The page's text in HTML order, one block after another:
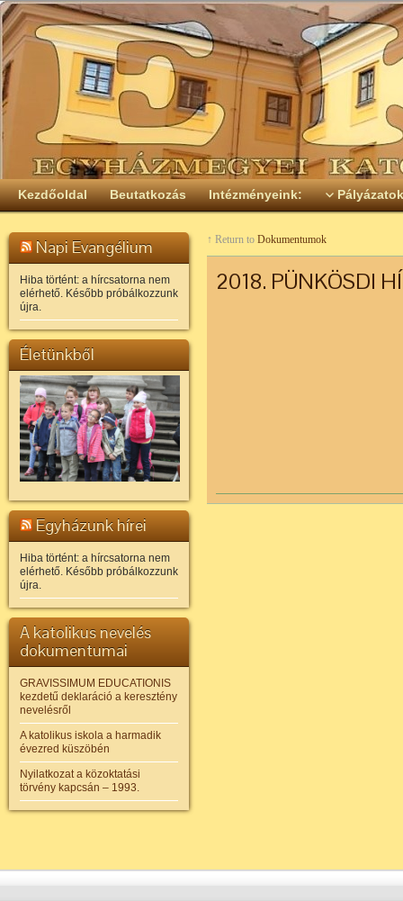
Kezdőoldal Beutatkozás Intézményeink: Pályázatok
Napi Evangélium
Hiba történt: a hírcsatorna nem
elérhető. Később próbálkozzunk
újra.
Életünkből
Egyházunk hírei
Hiba történt: a hírcsatorna nem
elérhető. Később próbálkozzunk
újra.
A katolikus nevelés
dokumentumai
GRAVISSIMUM EDUCATIONIS
kezdetű deklaráció a keresztény
nevelésről
A katolikus iskola a harmadik
évezred küszöbén
Nyilatkozat a közoktatási
törvény kapcsán – 1993.
↑ Return to Dokumentumok
2018. PÜNKÖSDI